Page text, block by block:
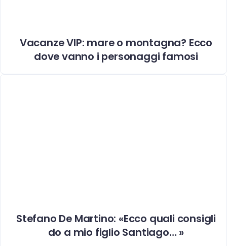
Vacanze VIP: mare o montagna? Ecco
dove vanno i personaggi famosi
Stefano De Martino: «Ecco quali consigli
do a mio figlio Santiago… »